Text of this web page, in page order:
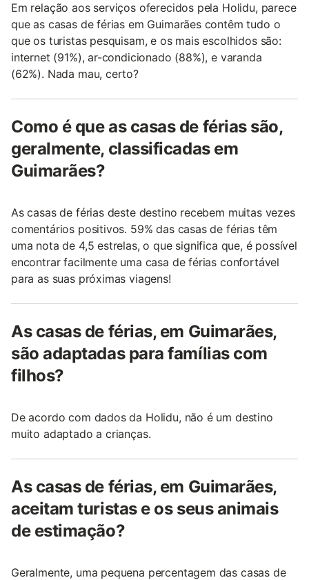
Em relação aos serviços oferecidos pela Holidu, parece
que as casas de férias em Guimarães contêm tudo o
que os turistas pesquisam, e os mais escolhidos são:
internet (91%), ar-condicionado (88%), e varanda
(62%). Nada mau, certo?
Como é que as casas de férias são,
geralmente, classificadas em
Guimarães?
As casas de férias deste destino recebem muitas vezes
comentários positivos. 59% das casas de férias têm
uma nota de 4,5 estrelas, o que significa que, é possível
encontrar facilmente uma casa de férias confortável
para as suas próximas viagens!
As casas de férias, em Guimarães,
são adaptadas para famílias com
filhos?
De acordo com dados da Holidu, não é um destino
muito adaptado a crianças.
As casas de férias, em Guimarães,
aceitam turistas e os seus animais
de estimação?
Geralmente, uma pequena percentagem das casas de